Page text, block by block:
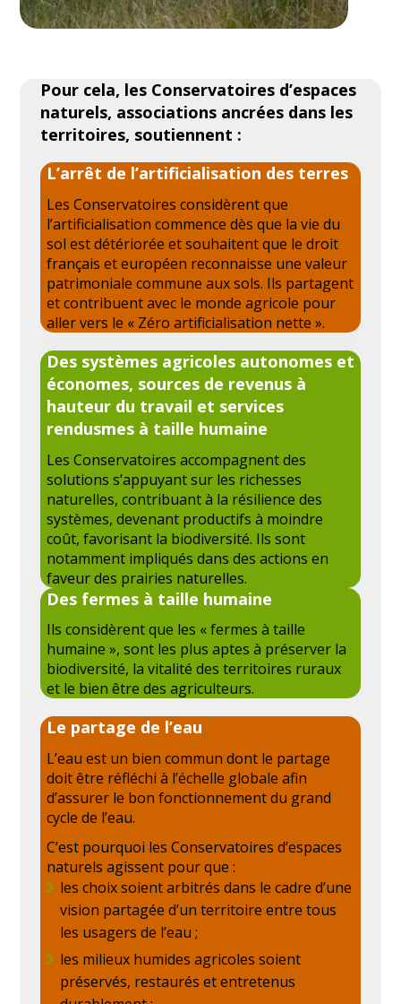
Pour cela, les Conservatoires d’espaces
naturels, associations ancrées dans les
territoires, soutiennent :
L’arrêt de l’artificialisation des terres
Les Conservatoires considèrent que
l’artificialisation commence dès que la vie du
sol est détériorée et souhaitent que le droit
français et européen reconnaisse une valeur
patrimoniale commune aux sols. Ils partagent
et contribuent avec le monde agricole pour
aller vers le « Zéro artificialisation nette ».
Des systèmes agricoles autonomes et
économes, sources de revenus à
hauteur du travail et services
rendusmes à taille humaine
Les Conservatoires accompagnent des
solutions s’appuyant sur les richesses
naturelles, contribuant à la résilience des
systèmes, devenant productifs à moindre
coût, favorisant la biodiversité. Ils sont
notamment impliqués dans des actions en
faveur des prairies naturelles.
Des fermes à taille humaine
Ils considèrent que les « fermes à taille
humaine », sont les plus aptes à préserver la
biodiversité, la vitalité des territoires ruraux
et le bien être des agriculteurs.
Le partage de l’eau
L’eau est un bien commun dont le partage
doit être réfléchi à l’échelle globale afin
d’assurer le bon fonctionnement du grand
cycle de l’eau.
C’est pourquoi les Conservatoires d’espaces
naturels agissent pour que :
les choix soient arbitrés dans le cadre d’une
vision partagée d’un territoire entre tous
les usagers de l’eau ;
les milieux humides agricoles soient
préservés, restaurés et entretenus